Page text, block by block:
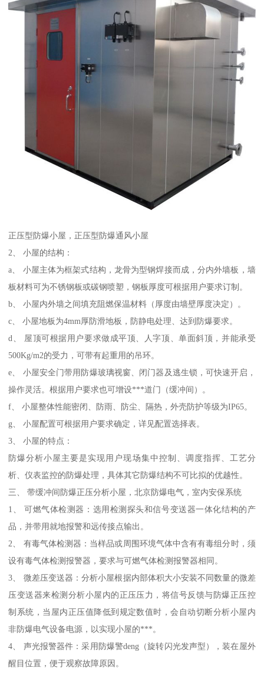
正压型防爆小屋，正压型防爆通风小屋
2、 小屋的结构：
a、 小屋主体为框架式结构，龙骨为型钢焊接而成，分内外墙板，墙
板材料可为不锈钢板或碳钢喷塑，钢板厚度可根据用户要求订制。
b、 小屋内外墙之间填充阻燃保温材料（厚度由墙壁厚度决定）。
c、 小屋地板为4mm厚防滑地板，防静电处理、达到防爆要求。
d、 屋顶可根据用户要求做成平顶、人字顶、单面斜顶，并能承受
500Kg/m2的受力，可带有起重用的吊环。
e、 小屋安全门带用防爆玻璃视窗、闭门器及逃生锁，可快速开启，
操作灵活。根据用户要求也可增设***道门（缓冲间）。
f、 小屋整体性能密闭、防雨、防尘、隔热，外壳防护等级为IP65。
g、 小屋配置可根据用户要求确定，详见配置选择表。
3、 小屋的特点：
防爆分析小屋主要是实现用户现场集中控制、调度指挥、工艺分
析、仪表监控的防爆处理，具体其它防爆结构不可比拟的优越性。
三、 带缓冲间防爆正压分析小屋，北京防爆电气，室内安保系统
1、 可燃气体检测器：选用检测探头和信号变送器一体化结构的产
品，并带用就地报警和远传接点输出。
2、 有毒气体检测器：当样品或周围环境气体中含有有毒组分时，须
设有毒气体检测报警器，要求与可燃气体检测报警器相同。
3、 微差压变送器：分析小屋根据内部体积大小安装不同数量的微差
压变送器来检测分析小屋内的正压压力，将信号反馈与防爆正压控
制系统，当屋内正压值降低到规定数值时，会自动切断分析小屋内
非防爆电气设备电源，以实现小屋的***。
4、 声光报警器件：采用防爆警deng（旋转闪光发声型），装在屋外
醒目位置，便于观察故障原因。